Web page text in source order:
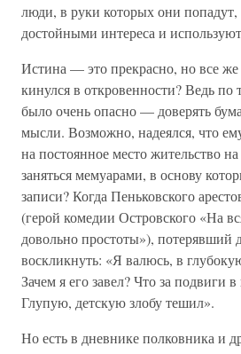
люди, в руки которых они попадут,
достойными интереса и
Истина — это прекрасно, но все же
кинулся в откровенности? Ведь по
было очень опасно — доверять
мысли. Возможно, надеялся, что
на постоянное место жительство
заняться мемуарами, в основу
записи? Когда Пеньковского
(герой комедии Островского «На
довольно простоты»), потерявший
воскликнуть: «Я валюсь, в
Зачем я его завел? Что за подвиги
Глупую, детскую злобу тешил».
Но есть в дневнике полковника и